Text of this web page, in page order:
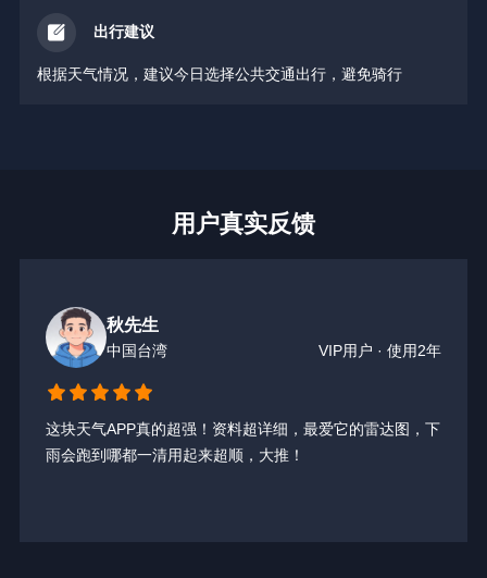
出行建议
根据天气情况，建议今日选择公共交通出行，避免骑行
用户真实反馈
秋先生
中国台湾 VIP用户 · 使用2年
这块天气APP真的超强！资料超详细，最爱它的雷达图，下
雨会跑到哪都一清用起来超顺，大推！